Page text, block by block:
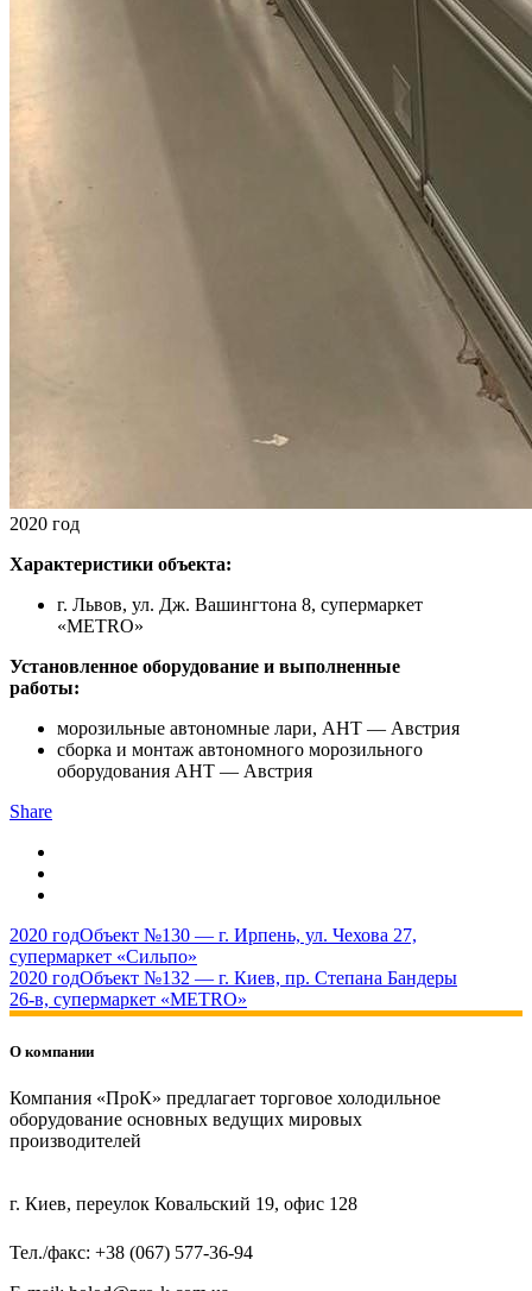
2020 год
Характеристики объекта:
г. Львов, ул. Дж. Вашингтона 8, супермаркет
«METRO»
Установленное оборудование и выполненные
работы:
морозильные автономные лари, AHT — Австрия
сборка и монтаж автономного морозильного
оборудования AHT — Австрия
Share
2020 годОбъект №130 — г. Ирпень, ул. Чехова 27,
супермаркет «Сильпо»
2020 годОбъект №132 — г. Киев, пр. Степана Бандеры
26-в, супермаркет «METRO»
О компании
Компания «ПроК» предлагает торговое холодильное
оборудование основных ведущих мировых
производителей
г. Киев, переулок Ковальский 19, офис 128
Тел./факс: +38 (067) 577-36-94